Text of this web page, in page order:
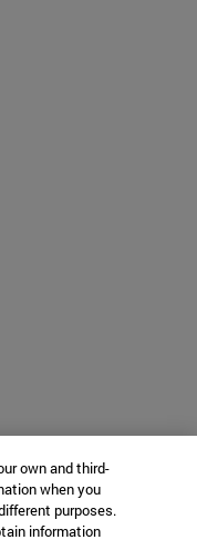
own and third-
when you
purposes.
information